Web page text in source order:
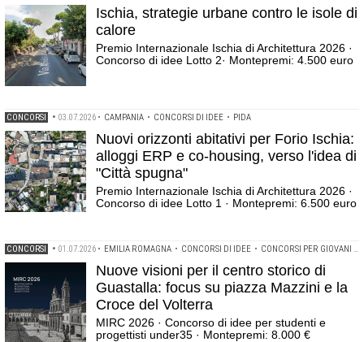
Ischia, strategie urbane contro le isole di
calore
Premio Internazionale Ischia di Architettura 2026 ·
Concorso di idee Lotto 2· Montepremi: 4.500 euro
CONCORSI • 03.07.2026 • CAMPANIA • CONCORSI DI IDEE • PIDA
Nuovi orizzonti abitativi per Forio Ischia:
alloggi ERP e co-housing, verso l'idea di
"Città spugna"
Premio Internazionale Ischia di Architettura 2026 ·
Concorso di idee Lotto 1 · Montepremi: 6.500 euro
CONCORSI • 01.07.2026 • EMILIA ROMAGNA • CONCORSI DI IDEE • CONCORSI PER GIOVANI PROGETTISTI
Nuove visioni per il centro storico di
Guastalla: focus su piazza Mazzini e la
Croce del Volterra
MIRC 2026 · Concorso di idee per studenti e
progettisti under35 · Montepremi: 8.000 €